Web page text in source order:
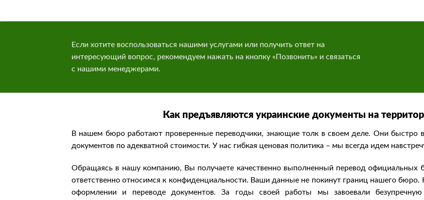
Если хотите воспользоваться нашими услугами или получить ответ на
интересующий вопрос, рекомендуем нажать на кнопку «Позвонить» и связаться
с нашими менеджерами.
Как предъявляются украинские документы на
В нашем бюро работают проверенные переводчики, знающие толк в своем деле. Они быстро
документов по адекватной стоимости. У нас гибкая ценовая политика – мы всегда идем
Обращаясь в нашу компанию, Вы получаете качественно выполненный перевод
ответственно относимся к конфиденциальности. Ваши данные не покинут границ нашего
оформлении и переводе документов. За годы своей работы мы завоевали